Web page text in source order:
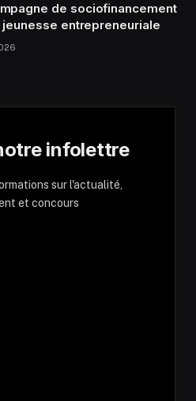
de sociofinancement
jeunesse entrepreneuriale
infolettre
sur l'actualité,
et concours